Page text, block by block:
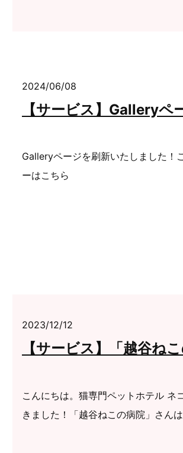
2024/06/08
【サービス】Galleryペ
Galleryページを刷新いたしました！
ーはこちら
2023/12/12
【サービス】「越谷ね
こんにちは。猫専門ペットホテル
きました！「越谷ねこの病院」さん